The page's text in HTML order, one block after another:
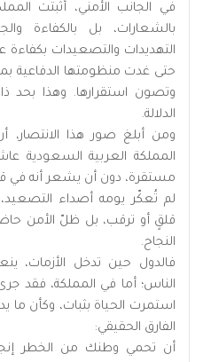
في الجانب الأمني، أثبتت
بالشعارات، بل بالكفاءة
التهديدات والتصعيدات بكفاءة
حتى غدت منظومتها الدفاعية
وتصون استقرارها. وهذا بحد
الدلالة.
ومن أبلغ صور هذا الانتصار،
المملكة العربية السعودية
مستقرة، دون أن يشعر أنه في
لم تُعكّر يومه أصداء
قلقٍ أو ترقب، بل ظلّ الأمن
النجاح.
فالدول حين تدخل الأزمات،
الناس؛ أما في المملكة، فقد
استمرت الحياة بثبات، وكأن ما
الفارق الحقيقي:
أن تحمي وطنك من الخطر